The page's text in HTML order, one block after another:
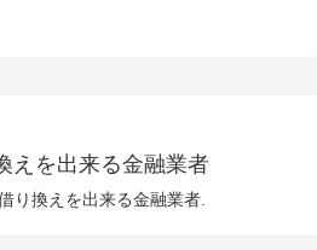
えを出来る金融業者
り換えを出来る金融業者.